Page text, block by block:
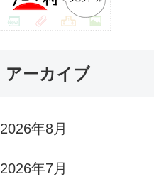
アーカイブ
2026年8月
2026年7月